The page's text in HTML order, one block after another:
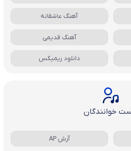
آهنگ عاشقانه
آهنگ قدیمی
دانلود ریمیکس
خوانندگان
آرش AP